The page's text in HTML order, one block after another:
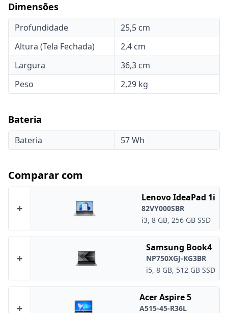
Dimensões
Profundidade
25,5 cm
Altura (Tela Fechada)
2,4 cm
Largura
36,3 cm
Peso
2,29 kg
Bateria
Bateria 57 Wh
Comparar com
+
Lenovo IdeaPad 1i
82VY000SBR
i3, 8 GB, 256 GB SSD
+
Samsung Book4
NP750XGJ-KG3BR
i5, 8 GB, 512 GB SSD
+
Acer Aspire 5
A515-45-R36L